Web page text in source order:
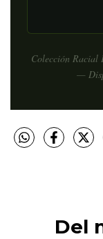
Colección Racial
—
Del